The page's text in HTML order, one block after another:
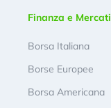
Finanza e Mercati
Borsa Italiana
Borse Europee
Borsa Americana